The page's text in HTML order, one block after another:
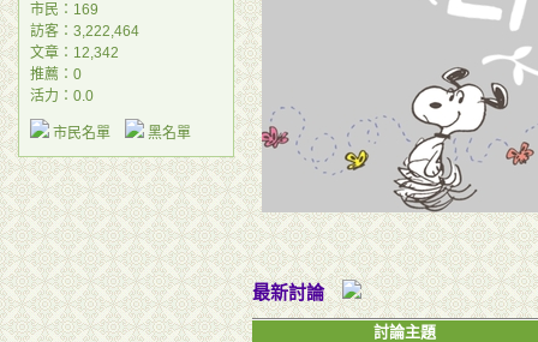
市民：169
訪客：3,222,464
文章：12,342
推薦： 0
活力：0.0
市民名單 黑名單
最新討論
討論主題